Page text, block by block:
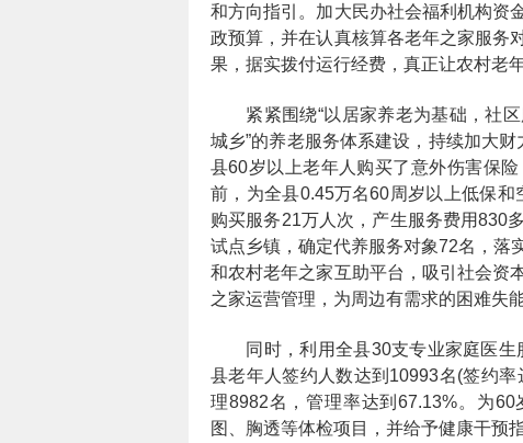
和方向指引。加大民办社会福利机构资
政预算，并在认真核算各老年之家服务
果，据实拨付运行经费，真正让农村老
紧紧围绕“以居家养老为基础，社
城乡”的养老服务体系建设，持续加大
县60岁以上老年人购买了意外伤害保
前，为全县0.45万名60周岁以上低保
购买服务21万人次，产生服务费用830
试点乡镇，确定代养服务对象72名，落
和农村老年之家互助平台，吸引社会资
之家运营管理，为周边有需求的困难失
同时，利用全县30支专业家庭医生
县老年人签约人数达到10993名(签约
理8982名，管理率达到67.13%。为
图、胸透等体检项目，并给予健康干预